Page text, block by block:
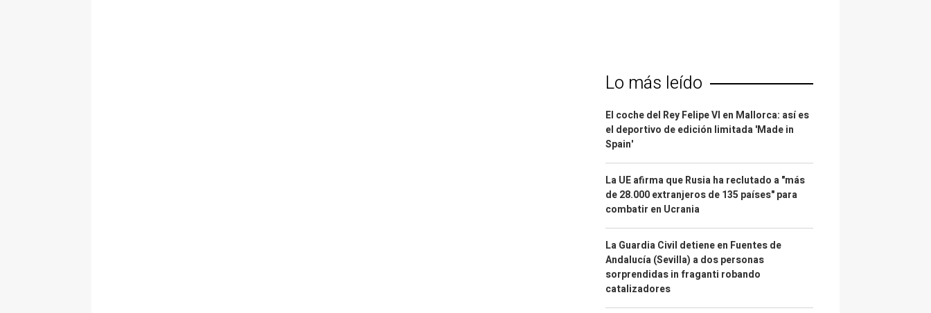
Lo más leído
El coche del Rey Felipe VI en Mallorca: así es
el deportivo de edición limitada 'Made in
Spain'
La UE afirma que Rusia ha reclutado a "más
de 28.000 extranjeros de 135 países" para
combatir en Ucrania
La Guardia Civil detiene en Fuentes de
Andalucía (Sevilla) a dos personas
sorprendidas in fraganti robando
catalizadores